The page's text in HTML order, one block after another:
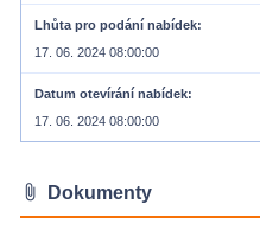
Lhůta pro podání nabídek
17. 06. 2024 08:00:00
Datum otevírání nabídek
17. 06. 2024 08:00:00
attach_file Dokumenty